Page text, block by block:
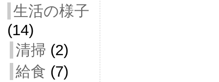
生活の様子
(14)
清掃 (2)
給食 (7)